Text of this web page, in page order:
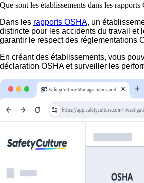
Que sont les établissements dans les rapports
Dans les rapports OSHA, un
distincte pour les accidents du travail et
garantir le respect des réglementations
En créant des établissements, vous
déclaration OSHA et surveiller les